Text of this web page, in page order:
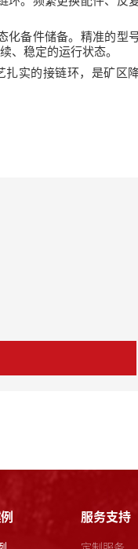
化备件储备。精准的型
、稳定的运行状态。
扎实的接链环，是矿区
服务支持